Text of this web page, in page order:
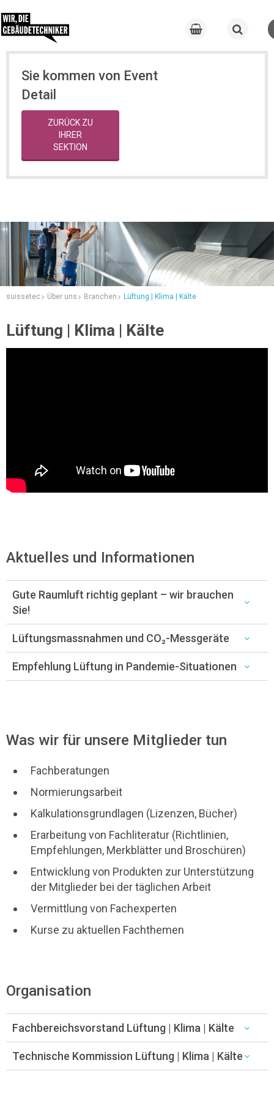
Sie kommen von Event
Detail
ZURÜCK ZU
IHRER
SEKTION
suissetec Über uns Branchen Lüftung | Klima | Kälte
Lüftung | Klima | Kälte
Aktuelles und Informationen
Gute Raumluft richtig geplant – wir brauchen
Sie!
Lüftungsmassnahmen und CO₂-Messgeräte
Empfehlung Lüftung in Pandemie-Situationen
Was wir für unsere Mitglieder tun
Fachberatungen
Normierungsarbeit
Kalkulationsgrundlagen (Lizenzen, Bücher)
Erarbeitung von Fachliteratur (Richtlinien,
Empfehlungen, Merkblätter und Broschüren)
Entwicklung von Produkten zur Unterstützung
der Mitglieder bei der täglichen Arbeit
Vermittlung von Fachexperten
Kurse zu aktuellen Fachthemen
Organisation
Fachbereichsvorstand Lüftung | Klima | Kälte
Technische Kommission Lüftung | Klima | Kälte